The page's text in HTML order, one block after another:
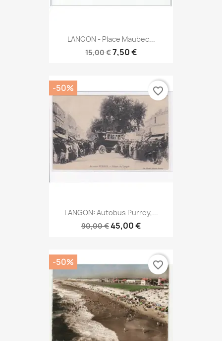
LANGON - Place Maubec...
15,00 €7,50 €
LANGON: Autobus Purrey,...
90,00 €45,00 €
-50% favorite_border
-50% favorite_border